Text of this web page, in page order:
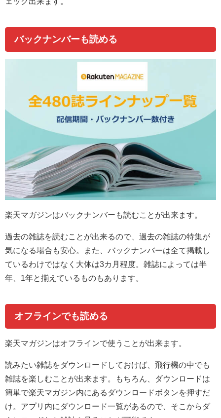
バックナンバーも読める
楽天マガジンはバックナンバーも読むことが出来ます。
過去の雑誌を読むことが出来るので、過去の雑誌の特集が
気になる場合も安心。また、バックナンバーは全て掲載し
ているわけではなく大体は3カ月程度。雑誌によっては半
年、1年と揃えているものもあります。
オフラインでも読める
楽天マガジンはオフラインで使うことが出来ます。
読みたい雑誌をダウンロードしておけば、飛行機の中でも
雑誌を楽しむことが出来ます。もちろん、ダウンロードは
簡単で楽天マガジン内にあるダウンロードボタンを押すだ
け。アプリ内にダウンロード一覧があるので、そこからダ